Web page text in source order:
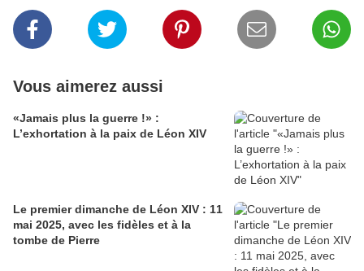
Vous aimerez aussi
«Jamais plus la guerre !» :
L’exhortation à la paix de Léon XIV
Le premier dimanche de Léon XIV : 11
mai 2025, avec les fidèles et à la
tombe de Pierre